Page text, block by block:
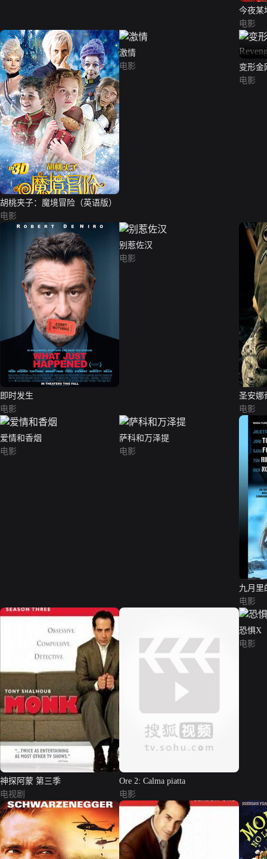
今夜某
电影
胡桃夹子：魔境冒险（英语版）
电影
激情
电影
变形金
电影
即时发生
电影
别惹佐汉
电影
圣安娜
电影
爱情和香烟
电影
萨科和万泽提
电影
九月里
电影
神探阿蒙 第三季
电视剧
Ore 2: Calma piatta
电影
恐惧X
电影